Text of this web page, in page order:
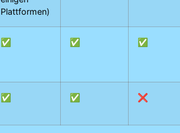
Plattformen)
✅ ✅ ✅
✅ ✅ ❌